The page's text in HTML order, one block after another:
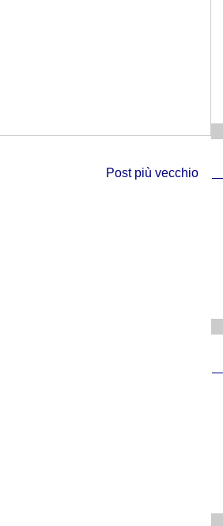
Post più vecchio